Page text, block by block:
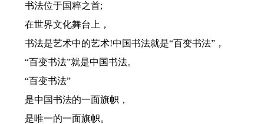
书法位于国粹之首;
在世界文化舞台上，
书法是艺术中的艺术!中国书法就是“百变书法”，
“百变书法”就是中国书法。
“百变书法”
是中国书法的一面旗帜，
是唯一的一面旗帜。